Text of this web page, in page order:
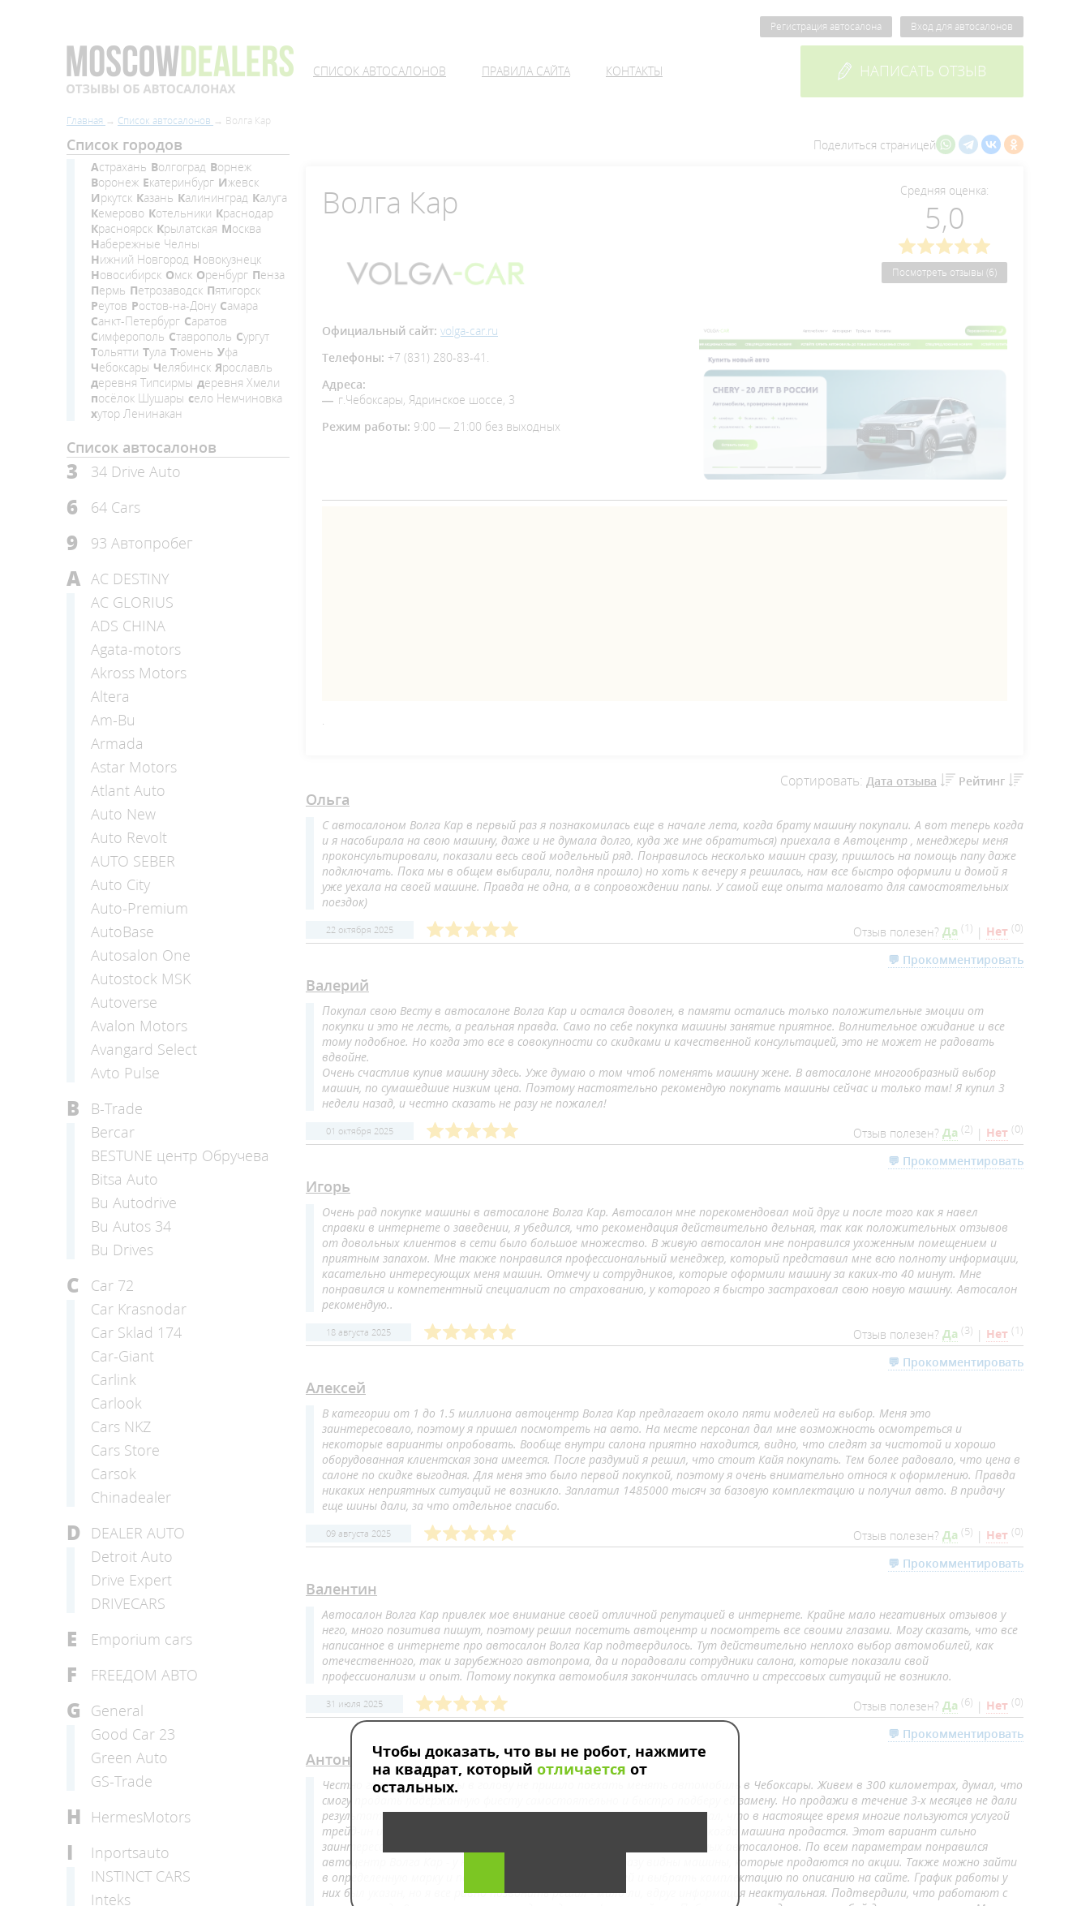
Регистрация автосалона Вход для автосалонов
СПИСОК АВТОСАЛОНОВ ПРАВИЛА САЙТА КОНТАКТЫ НАПИСАТЬ ОТЗЫВ
Главная Список автосалонов Волга Кар
Список городов
Астрахань Волгоград
Ворнеж
Воронеж
Екатеринбург
Ижевск
Иркутск
Казань Калининград
Калуга
Кемерово
Котельники
Краснодар
Красноярск
Крылатская
Москва
Набережные Челны
Нижний Новгород
Новокузнецк
Новосибирск
Омск Оренбург
Пенза
Пермь
Петрозаводск
Пятигорск
Реутов
Ростов-на-Дону
Самара
Санкт-Петербург
Саратов
Симферополь
Ставрополь
Сургут
Тольятти
Тула Тюмень
Уфа
Чебоксары
Челябинск
Ярославль
деревня Типсирмы
деревня Хмели
посёлок Шушары
село Немчиновка
хутор Ленинакан
Список автосалонов
3 34 Drive Auto
6 64 Cars
9 93 Автопробег
A AC DESTINY
AC GLORIUS
ADS CHINA
Agata-motors
Akross Motors
Altera
Am-Bu
Armada
Astar Motors
Atlant Auto
Auto New
Auto Revolt
AUTO SEBER
Auto Сity
Auto-Premium
AutoBase
Autosalon One
Autostock MSK
Autoverse
Avalon Motors
Avangard Select
Avto Pulse
B
B-Trade
Bercar
BESTUNE центр Обручева
Bitsa Auto
Bu Autodrive
Bu Autos 34
Bu Drives
C
Car 72
Car Krasnodar
Car Sklad 174
Car-Giant
Carlink
Carlook
Cars NKZ
Cars Store
Carsok
Chinadealer
D
DEALER AUTO
Detroit Auto
Drive Expert
DRIVECARS
E Emporium cars
F FREEДОМ АВТО
G
General
Good Car 23
Green Auto
GS-Trade
H HermesMotors
I
Inportsauto
INSTINCT CARS
Inteks
Поделиться страницей
Средняя оценка:
5,0
Посмотреть отзывы (6)
Волга Кар
Официальный сайт: volga-car.ru
Телефоны: +7 (831) 280-83-41.
Адреса:
г.Чебоксары, Ядринское шоссе, 3
Режим работы: 9:00 — 21:00 без выходных
Сортировать: Дата отзыва Рейтинг
Ольга
С автосалоном Волга Кар в первый раз я познакомилась еще в начале лета, когда брату машину покупали. А вот теперь когда
и я насобирала на свою машину, даже и не думала долго, куда же мне обратиться) приехала в Автоцентр , менеджеры меня
проконсультировали, показали весь свой модельный ряд. Понравилось несколько машин сразу, пришлось на помощь папу даже
подключать. Пока мы в общем выбирали, полдня прошло) но хоть к вечеру я решилась, нам все быстро оформили и домой я
уже уехала на своей машине. Правда не одна, а в сопровождении папы. У самой еще опыта маловато для самостоятельных
поездок)
22 октября 2025 Отзыв полезен? Да (1 ) | Нет (0)
💬 Прокомментировать
Валерий
Покупал свою Весту в автосалоне Волга Кар и остался доволен, в памяти остались только положительные эмоции от
покупки и это не лесть, а реальная правда. Само по себе покупка машины занятие приятное. Волнительное ожидание и все
тому подобное. Но когда это все в совокупности со скидками и качественной консультацией, это не может не радовать
вдвойне.
Очень счастлив купив машину здесь. Уже думаю о том чтоб поменять машину жене. В автосалоне многообразный выбор
машин, по сумашедшие низким цена. Поэтому настоятельно рекомендую покупать машины сейчас и только там! Я купил 3
недели назад, и честно сказать не разу не пожалел!
01 октября 2025 Отзыв полезен? Да (2) | Нет (0)
💬 Прокомментировать
Игорь
Очень рад покупке машины в автосалоне Волга Кар. Автосалон мне порекомендовал мой друг и после того как я навел
справки в интернете о заведении, я убедился, что рекомендация действительно дельная, так как положительных отзывов
от довольных клиентов в сети было большое множество. В живую автосалон мне понравился ухоженным помещением и
приятным запахом. Мне также понравился профессиональный менеджер, который представил мне всю полноту информации,
касательно интересующих меня машин. Отмечу и сотрудников, которые оформили машину за каких-то 40 минут. Мне
понравился и компетентный специалист по страхованию, у которого я быстро застраховал свою новую машину. Автосалон
рекомендую..
18 августа 2025 Отзыв полезен? Да (3) | Нет (1 )
💬 Прокомментировать
Алексей
В категории от 1 до 1.5 миллиона автоцентр Волга Кар предлагает около пяти моделей на выбор. Меня это
заинтересовало, поэтому я пришел посмотреть на авто. На месте персонал дал мне возможность осмотреться и
некоторые варианты опробовать. Вообще внутри салона приятно находится, видно, что следят за чистотой и хорошо
оборудованная клиентская зона имеется. После раздумий я решил, что стоит Кайя покупать. Тем более радовало, что цена в
салоне по скидке выгодная. Для меня это было первой покупкой, поэтому я очень внимательно относя к оформлению. Правда
никаких неприятных ситуаций не возникло. Заплатил 1485000 тысяч за базовую комплектацию и получил авто. В придачу
еще шины дали, за что отдельное спасибо.
09 августа 2025 Отзыв полезен? Да (5) | Нет (0)
💬 Прокомментировать
Валентин
Автосалон Волга Кар привлек мое внимание своей отличной репутацией в интернете. Крайне мало негативных отзывов у
него, много позитива пишут, поэтому решил посетить автоцентр и посмотреть все своими глазами. Могу сказать, что все
написанное в интернете про автосалон Волга Кар подтвердилось. Тут действительно неплохо выбор автомобилей, как
отечественного, так и зарубежного автопрома, да и порадовали сотрудники салона, которые показали свой
профессионализм и опыт. Потому покупка автомобиля закончилась отлично и стрессовых ситуаций не возникло.
31 июля 2025 Отзыв полезен? Да (6) | Нет (0)
💬 Прокомментировать
Антон
Честно говоря, самому бы в голову не пришло поехать менять автомобиль в Чебоксары. Живем в 300 километрах, думал, что
смогу продать подержанную фиесту самостоятельно и быстро подберу ей замену. Но продажи в течение 3-х месяцев не дали
результата и я начал смотреть иные варианты. На форумах прочитал, что в настоящее время многие пользуются услугой
трейд-ин и за старые машины дают деньги сразу же, не надо ждать, когда машина продастся. Этот вариант сильно
заинтересовал. Еще почитал отзывы и потом глянул сайты отдельных автосалонов. По всем параметрам понравился
автоцентр Волга Кар - у них сайт хорошо продуман, сразу видны машины, которые продаются по акции. Также можно зайти
в определенную марку и посмотреть варианты моделей и выбрать комплектацию по описанию на сайте. График работы у
них был указан, но я все равно позвонить решил - мало ли, вдруг информация неактуальная. Подтвердили, что работают с
Чтобы доказать, что вы не робот, нажмите
на квадрат, который отличается от
остальных.